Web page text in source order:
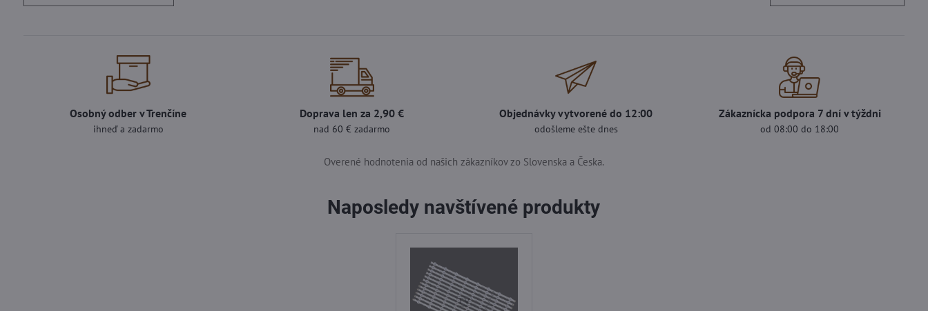
Osobný odber v Trenčíne
ihneď a zadarmo
Doprava len za 2,90 €
nad 60 € zadarmo
Objednávky vytvorené do 12:00
odošleme ešte dnes
Zákaznícka podpora 7 dní v týždni
od 08:00 do 18:00
Overené hodnotenia od našich zákazníkov zo Slovenska a Česka.
Naposledy navštívené produkty